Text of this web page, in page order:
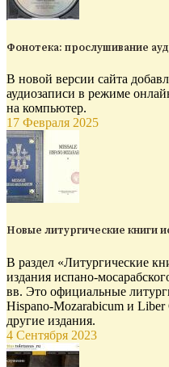
Фонотека: прослушивание
В новой версии сайта
аудиозаписи в режиме
на компьютер.
17 Февраля 2025
Новые литургические книги
В раздел «Литургические
издания испано-
вв. Это официальные
Hispano-Mozarabicum и Liber
другие издания.
4 Сентября 2023